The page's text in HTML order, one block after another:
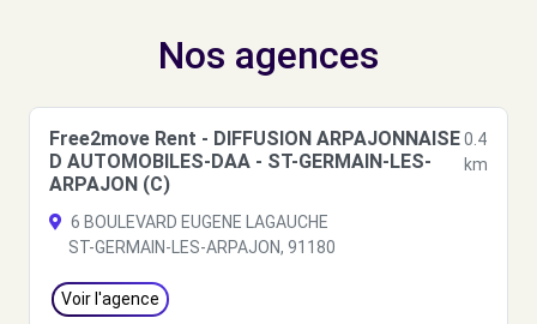
Nos agences
Free2move Rent - DIFFUSION ARPAJONNAISE
D AUTOMOBILES-DAA - ST-GERMAIN-LES-
ARPAJON (C)
0.4
km
6 BOULEVARD EUGENE LAGAUCHE
ST-GERMAIN-LES-ARPAJON, 91180
Voir l'agence